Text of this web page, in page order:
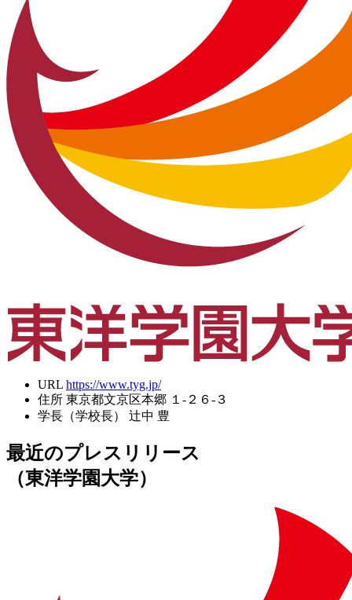
URL https://www.tyg.jp/
住所 東京都文京区本郷 １-２６-３
学長（学校長）
辻中 豊
最近のプレスリリース
（東洋学園大学）